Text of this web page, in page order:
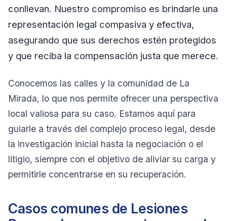
conllevan. Nuestro compromiso es brindarle una
representación legal compasiva y efectiva,
asegurando que sus derechos estén protegidos
y que reciba la compensación justa que merece.
Conocemos las calles y la comunidad de La
Mirada, lo que nos permite ofrecer una perspectiva
local valiosa para su caso. Estamos aquí para
guiarle a través del complejo proceso legal, desde
la investigación inicial hasta la negociación o el
litigio, siempre con el objetivo de aliviar su carga y
permitirle concentrarse en su recuperación.
Casos comunes de Lesiones